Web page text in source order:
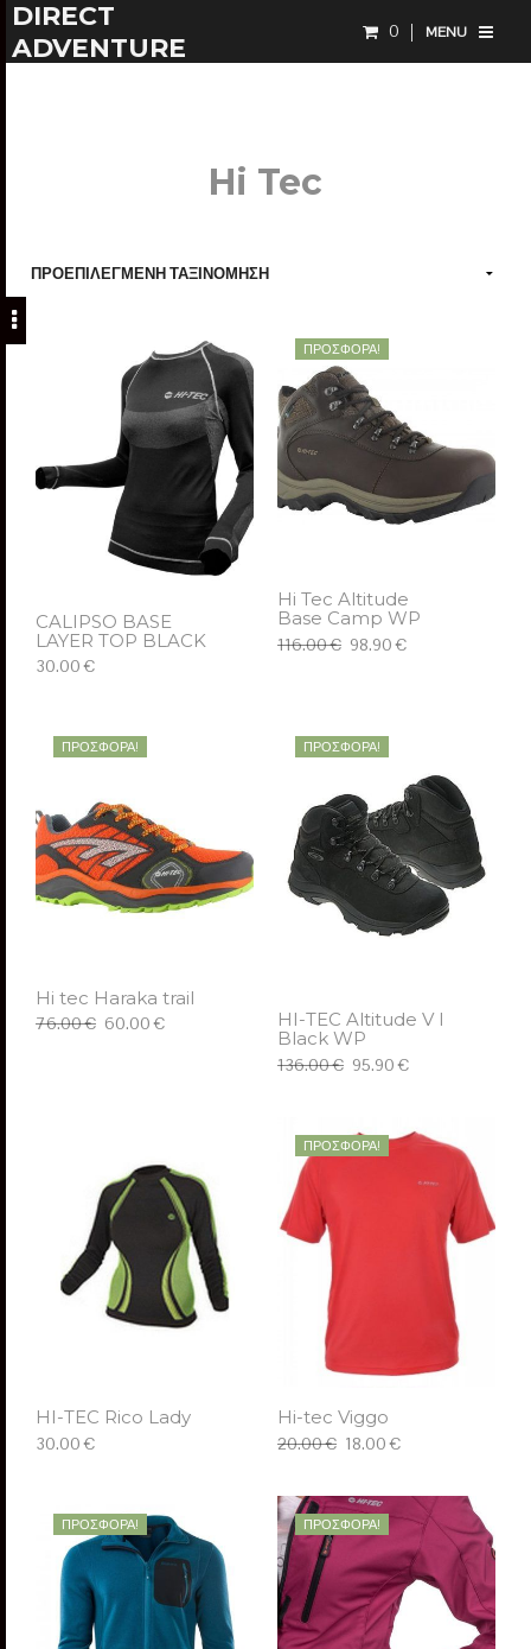
DIRECT
ADVENTURE
0 MENU
Hi Tec
CALIPSO BASE
LAYER TOP BLACK
30.00 €
ΠΡΟΣΦΟΡΆ!
Hi Tec Altitude
Base Camp WP
116.00 € 98.90 €
ΠΡΟΣΦΟΡΆ!
Hi tec Haraka trail
76.00 € 60.00 €
ΠΡΟΣΦΟΡΆ!
HI-TEC Altitude V I
Black WP
136.00 € 95.90 €
HI-TEC Rico Lady
30.00 €
ΠΡΟΣΦΟΡΆ!
Hi-tec Viggo
20.00 € 18.00 €
ΠΡΟΣΦΟΡΆ! ΠΡΟΣΦΟΡΆ!